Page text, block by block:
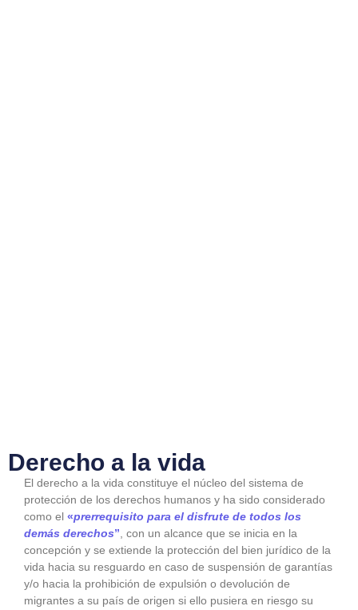
Derecho a la vida
El derecho a la vida constituye el núcleo del sistema de
protección de los derechos humanos y ha sido considerado
como el «prerrequisito para el disfrute de todos los
demás derechos”, con un alcance que se inicia en la
concepción y se extiende la protección del bien jurídico de la
vida hacia su resguardo en caso de suspensión de garantías
y/o hacia la prohibición de expulsión o devolución de
migrantes a su país de origen si ello pusiera en riesgo su